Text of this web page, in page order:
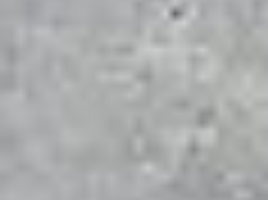
PARTNER FÜR:
ODER TERRASSENBAU IN
BERLIN UND
BRANDENBURG.